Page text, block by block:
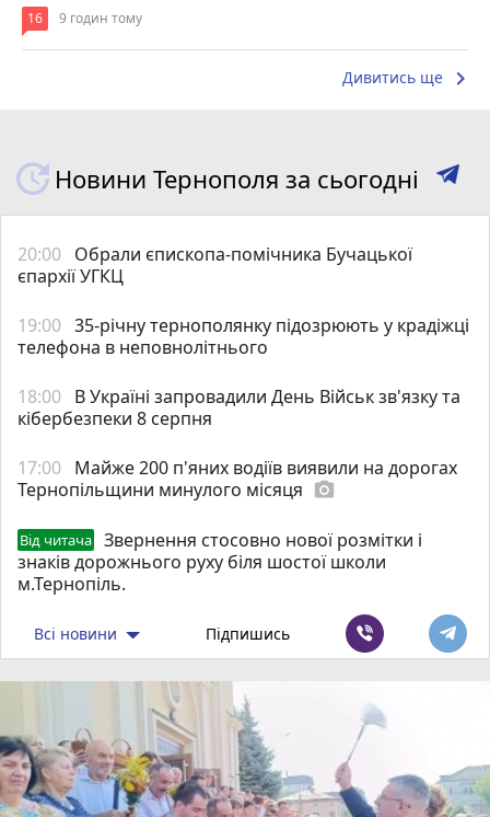
16 9 годин тому
Дивитись ще keyboard_arrow_right
Новини Тернополя за сьогодні
20:00 Обрали єпископа-помічника Бучацької
єпархії УГКЦ
19:00 35-річну тернополянку підозрюють у крадіжці
телефона в неповнолітнього
18:00 В Україні запровадили День Військ зв'язку та
кібербезпеки 8 серпня
17:00 Майже 200 п'яних водіїв виявили на дорогах
Тернопільщини минулого місяця photo_camera
Від читача
Звернення стосовно нової розмітки і
знаків дорожнього руху біля шостої школи
м.Тернопіль.
Всі новини Підпишись